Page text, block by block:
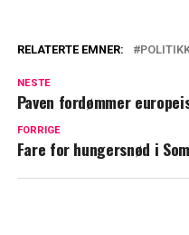
RELATERTE EMNER:
NESTE
Paven fordømmer
FORRIGE
Fare for hungersnød i